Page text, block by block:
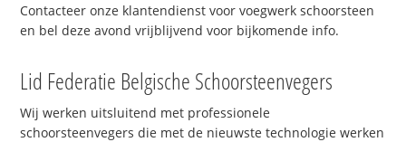
Contacteer onze klantendienst voor voegwerk schoorsteen
en bel deze avond vrijblijvend voor bijkomende info.
Lid Federatie Belgische Schoorsteenvegers
Wij werken uitsluitend met professionele
schoorsteenvegers die met de nieuwste technologie werken